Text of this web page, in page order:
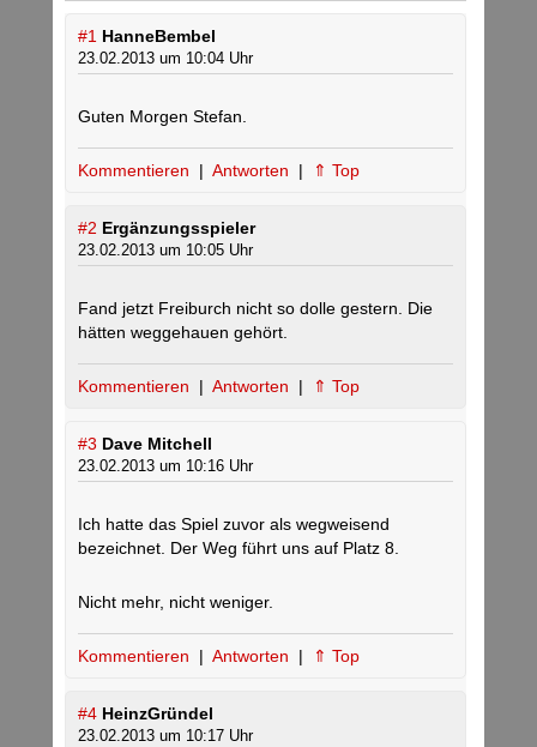
#1 HanneBembel
23.02.2013 um 10:04 Uhr
Guten Morgen Stefan.
Kommentieren | Antworten | ⇑ Top
#2 Ergänzungsspieler
23.02.2013 um 10:05 Uhr
Fand jetzt Freiburch nicht so dolle gestern. Die
hätten weggehauen gehört.
Kommentieren | Antworten | ⇑ Top
#3 Dave Mitchell
23.02.2013 um 10:16 Uhr
Ich hatte das Spiel zuvor als wegweisend
bezeichnet. Der Weg führt uns auf Platz 8.
Nicht mehr, nicht weniger.
Kommentieren | Antworten | ⇑ Top
#4 HeinzGründel
23.02.2013 um 10:17 Uhr